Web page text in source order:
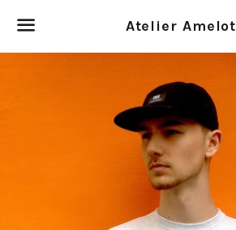
Atelier Amelot